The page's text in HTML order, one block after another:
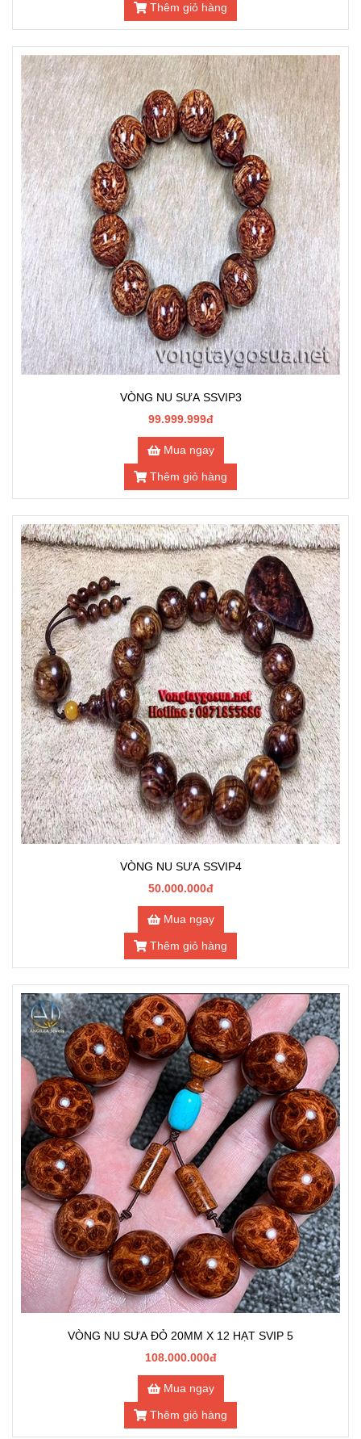
Thêm giỏ hàng
VÒNG NU SƯA SSVIP3
99.999.999đ
Mua ngay
Thêm giỏ hàng
VÒNG NU SƯA SSVIP4
50.000.000đ
Mua ngay
Thêm giỏ hàng
VÒNG NU SƯA ĐỎ 20MM X 12 HẠT SVIP 5
108.000.000đ
Mua ngay
Thêm giỏ hàng